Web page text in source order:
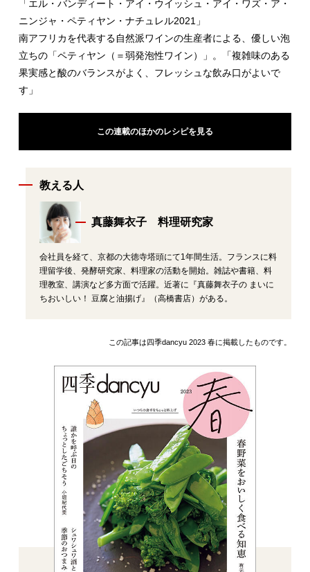
「エル・バンディート・アイ・ウイッシュ・アイ・ワズ・ア・
ニンジャ・ペティヤン・ナチュレル2021」
南アフリカを代表する自然派ワインの生産者による、優しい泡
立ちの「ペティヤン（＝弱発泡性ワイン）」。「複雑味のある
果実感と酸のバランスがよく、フレッシュな飲み口がよいで
す」
この連載のほかのレシピを見る
教える人
真藤舞衣子 料理研究家
会社員を経て、京都の大徳寺塔頭にて1年間生活。フランスに料
理留学後、発酵研究家、料理家の活動を開始。雑誌や書籍、料
理教室、講演など多方面で活躍。近著に『真藤舞衣子の まいに
ちおいしい！ 豆腐と油揚げ』（高橋書店）がある。
この記事は四季dancyu 2023 春に掲載したものです。